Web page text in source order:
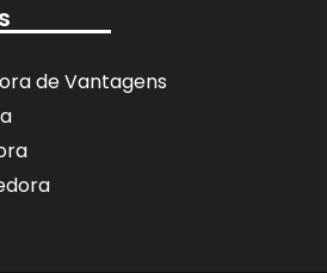
de Vantagens